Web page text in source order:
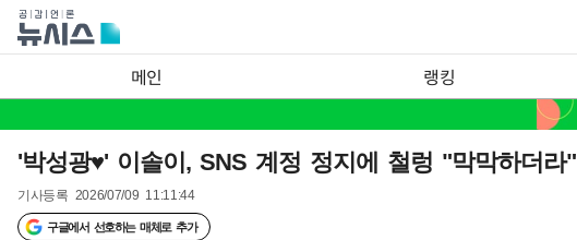
메인 랭킹
'박성광♥' 이솔이, SNS 계정 정지에 철렁 "막막하더라"
기사등록 2026/07/09 11:11:44
구글에서 선호하는 매체로 추가